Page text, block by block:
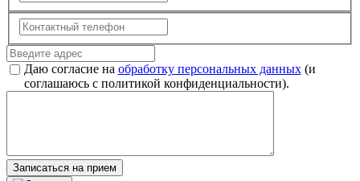
Даю согласие на обработку персональных данных(и
соглашаюсь с политикой конфиденциальности).
Записаться на прием